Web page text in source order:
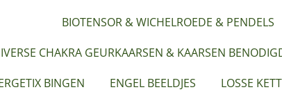
BIOTENSOR & WICHELROEDE & PENDELS
CHAKRA GEURKAARSEN & KAARSEN
BINGEN
ENGEL BEELDJES LOSSE